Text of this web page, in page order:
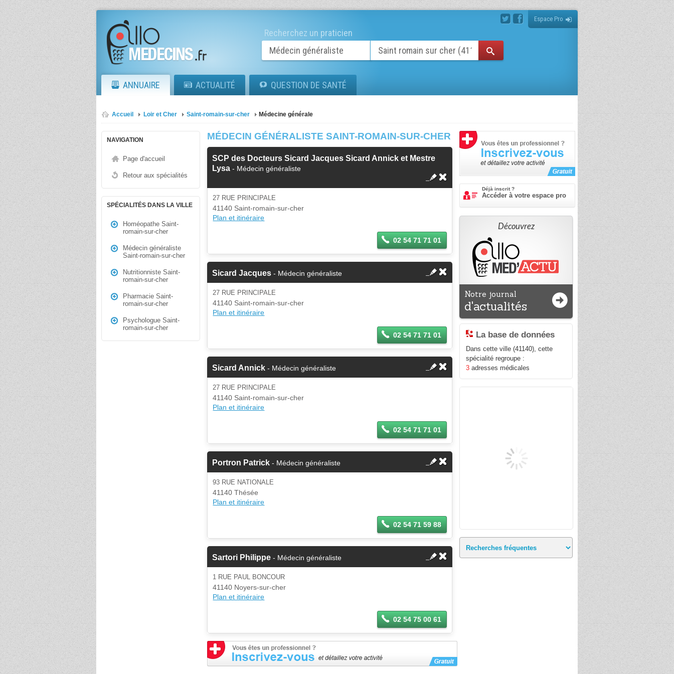
Espace Pro
Recherchez un praticien
ANNUAIRE ACTUALITÉ QUESTION DE SANTÉ
Accueil Loir et Cher Saint-romain-sur-cher Médecine générale
NAVIGATION
Page d'accueil
Retour aux spécialités
SPÉCIALITÉS DANS LA VILLE
Homéopathe Saint-
romain-sur-cher
Médecin généraliste
Saint-romain-sur-cher
Nutritionniste Saint-
romain-sur-cher
Pharmacie Saint-
romain-sur-cher
Psychologue Saint-
romain-sur-cher
MÉDECIN GÉNÉRALISTE SAINT-ROMAIN-SUR-CHER
SCP des Docteurs Sicard Jacques Sicard Annick et Mestre
Lysa - Médecin généraliste
27 RUE PRINCIPALE
41140 Saint-romain-sur-cher
Plan et itinéraire
02 54 71 71 01
Sicard Jacques - Médecin généraliste
27 RUE PRINCIPALE
41140 Saint-romain-sur-cher
Plan et itinéraire
02 54 71 71 01
Sicard Annick - Médecin généraliste
27 RUE PRINCIPALE
41140 Saint-romain-sur-cher
Plan et itinéraire
02 54 71 71 01
Portron Patrick - Médecin généraliste
93 RUE NATIONALE
41140 Thésée
Plan et itinéraire
02 54 71 59 88
Sartori Philippe - Médecin généraliste
1 RUE PAUL BONCOUR
41140 Noyers-sur-cher
Plan et itinéraire
02 54 75 00 61
Déjà inscrit ?
Accéder à votre espace pro
Découvrez
Notre journal
d'actualités
La base de données
Dans cette ville (41140), cette
spécialité regroupe :
3 adresses médicales